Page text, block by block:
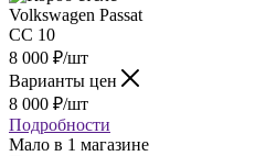
8 000 ₽/шт
Варианты цен
8 000 ₽/шт
Подробности
Мало в 1 магазине